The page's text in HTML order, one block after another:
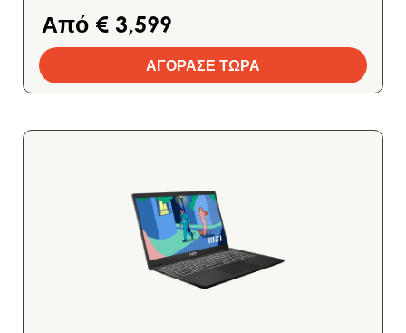
Από € 3,599
ΑΓΟΡΑΣΕ ΤΩΡΑ